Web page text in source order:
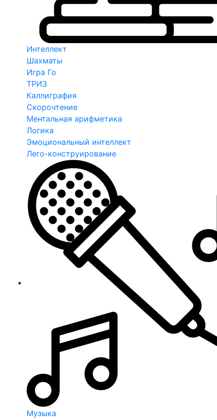
Интеллект
Шахматы
Игра Го
ТРИЗ
Каллиграфия
Скорочтение
Ментальная арифметика
Логика
Эмоциональный интеллект
Лего-конструирование
Музыка